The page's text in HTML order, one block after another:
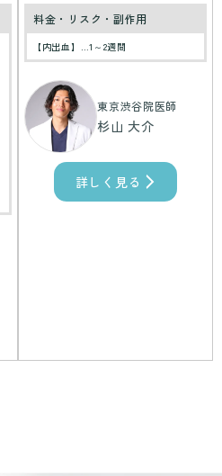
料金・リスク・副作用
【内出血】…1～2週間
東京渋谷院医師
杉山 大介
詳しく見る